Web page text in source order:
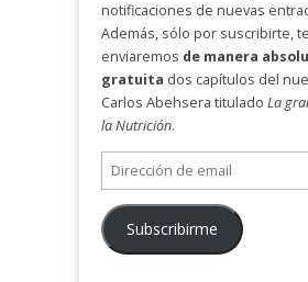
notificaciones de nuevas
Además, sólo por suscribirte, te
enviaremos de manera
gratuita dos capítulos del
Carlos Abehsera titulado La
la Nutrición.
Dirección
de
email
Subscribirme